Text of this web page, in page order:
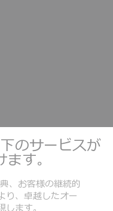
のサービスが
す。
、お客様の継続的
り、卓越したオー
ます。